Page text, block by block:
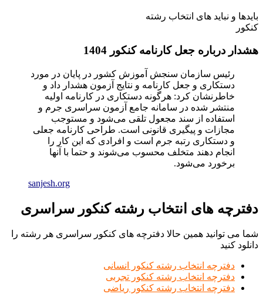
بایدها و نباید های انتخاب رشته
کنکور
هشدار درباره جعل کارنامه کنکور 1404
رئیس سازمان سنجش آموزش کشور در پایان در مورد
دستکاری و جعل کارنامه‌ و نتایج آزمون هشدار داد و
خاطرنشان کرد: هرگونه دستکاری در کارنامه اولیه
منتشر شده در سامانه جامع آزمون سراسری جرم و
استفاده از سند مجعول تلقی می‌شود و مستوجب
مجازات و پیگیری قانونی است. طراحی کارنامه جعلی
و دستکاری رتبه جرم است و افرادی که این کار را
انجام دهند متخلف محسوب می‌شوند و حتما با آنها
برخورد می‌شود.
sanjesh.org
دفترچه های انتخاب رشته کنکور سراسری
شما می توانید همین حالا دفترچه های کنکور سراسری هر رشته را
دانلود کنید
دفترچه انتخاب رشته کنکور انسانی
دفترچه انتخاب رشته کنکور تجربی
دفترچه انتخاب رشته کنکور ریاضی